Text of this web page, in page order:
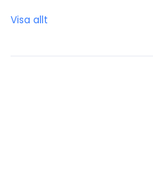
Brunei Darussalam
Visa allt